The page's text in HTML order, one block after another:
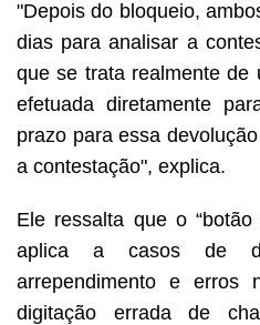
"Depois do bloqueio,
dias para analisar a
que se trata realmente de
efetuada diretamente
prazo para essa
a contestação", explica.
Ele ressalta que o
aplica a casos de
arrependimento e erros
digitação errada de